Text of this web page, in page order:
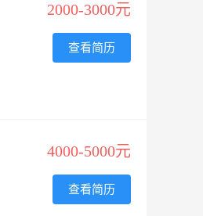
2000-3000元
查看简历
4000-5000元
查看简历